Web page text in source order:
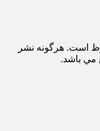
است. هرگونه نشر
مي باشد.